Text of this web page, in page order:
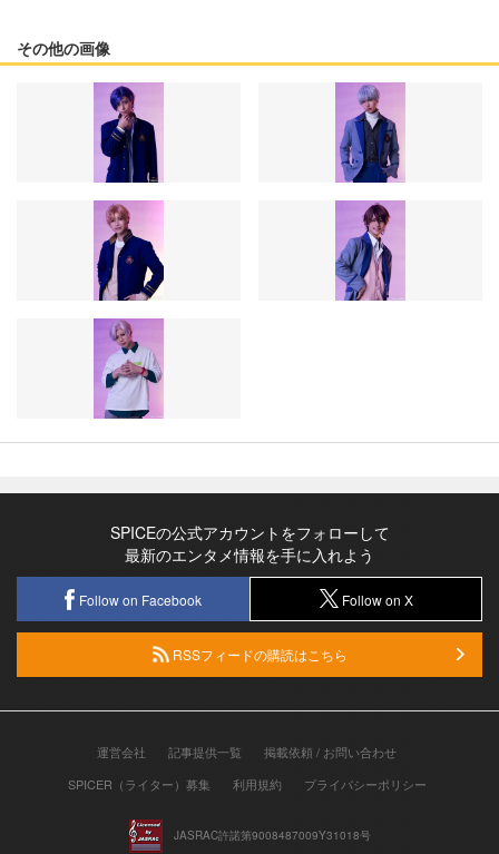
その他の画像
SPICEの公式アカウントをフォローして
最新のエンタメ情報を手に入れよう
Follow on Facebook Follow on X
RSSフィードの購読はこちら
運営会社 記事提供一覧
掲載依頼 / お問い合わせ
SPICER（ライター）募集
利用規約 プライバシーポリシー
JASRAC許諾第9008487009Y31018号